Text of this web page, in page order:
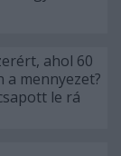
ahol 60
a mennyezet?
le rá